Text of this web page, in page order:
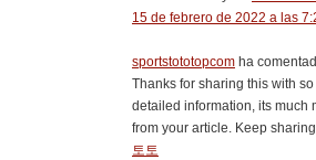
15 de febrero de 2022 a las
sportstototopcom ha
Thanks for sharing this with
detailed information, its much
from your article. Keep
토토